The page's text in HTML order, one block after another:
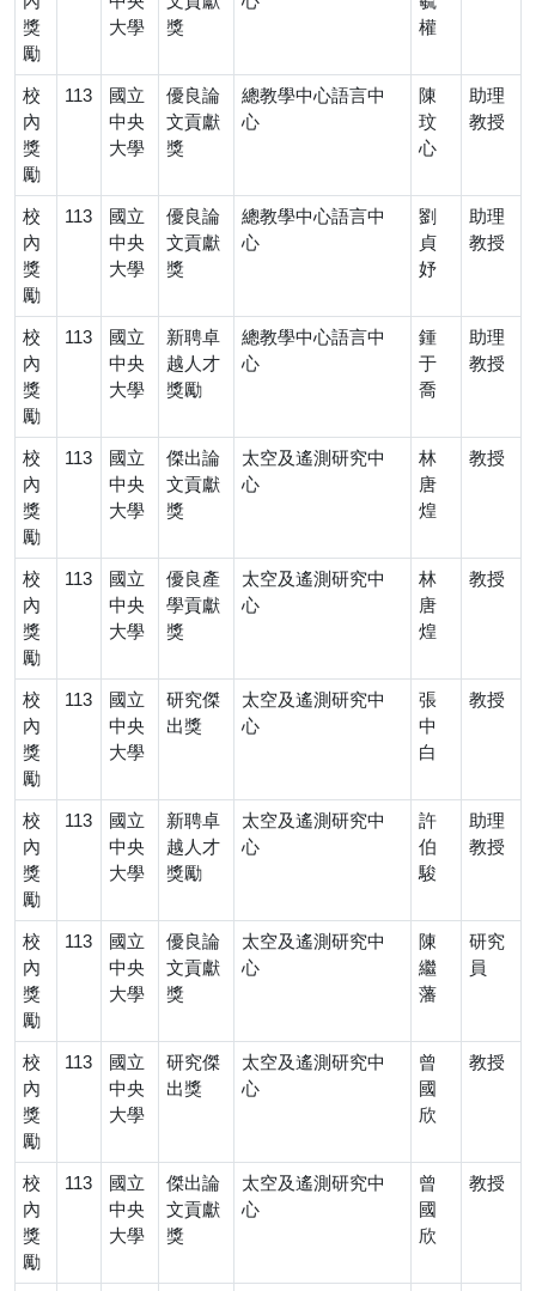
獎
勵
大學
獎
權
校
內
獎
勵
113
國立
中央
大學
優良論
文貢獻
獎
總教學中心語言中
心
陳
玟
心
助理
教授
校
內
獎
勵
113
國立
中央
大學
優良論
文貢獻
獎
總教學中心語言中
心
劉
貞
妤
助理
教授
校
內
獎
勵
113
國立
中央
大學
新聘卓
越人才
獎勵
總教學中心語言中
心
鍾
于
喬
助理
教授
校
內
獎
勵
113
國立
中央
大學
傑出論
文貢獻
獎
太空及遙測研究中
心
林
唐
煌
教授
校
內
獎
勵
113
國立
中央
大學
優良產
學貢獻
獎
太空及遙測研究中
心
林
唐
煌
教授
校
內
獎
勵
113
國立
中央
大學
研究傑
出獎
太空及遙測研究中
心
張
中
白
教授
校
內
獎
勵
113
國立
中央
大學
新聘卓
越人才
獎勵
太空及遙測研究中
心
許
伯
駿
助理
教授
校
內
獎
勵
113
國立
中央
大學
優良論
文貢獻
獎
太空及遙測研究中
心
陳
繼
藩
研究
員
校
內
獎
勵
113
國立
中央
大學
研究傑
出獎
太空及遙測研究中
心
曾
國
欣
教授
校
內
獎
勵
113
國立
中央
大學
傑出論
文貢獻
獎
太空及遙測研究中
心
曾
國
欣
教授